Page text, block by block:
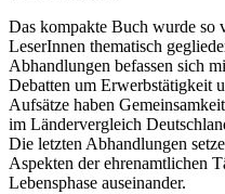
Das kompakte Buch wurde so
LeserInnen thematisch
Abhandlungen befassen sich
Debatten um Erwerbstätigkeit
Aufsätze haben
im Ländervergleich
Die letzten Abhandlungen
Aspekten der ehrenamtlichen
Lebensphase auseinander.